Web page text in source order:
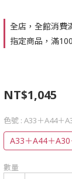
全店，全館消費
指定商品，滿
NT$1,045
色號 : A33＋A44＋
A33＋A44＋
數量